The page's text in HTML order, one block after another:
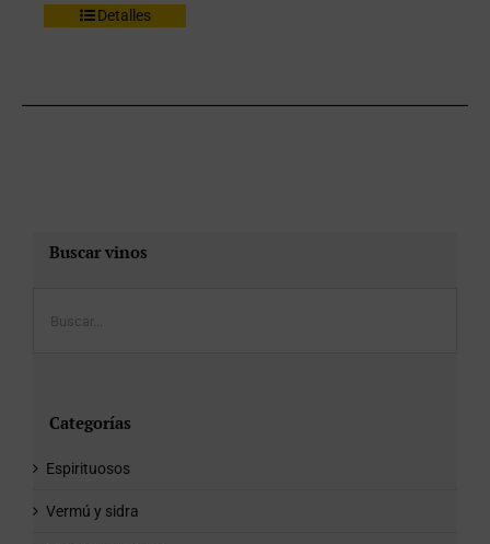
Detalles
Buscar vinos
Categorías
Espirituosos
Vermú y sidra